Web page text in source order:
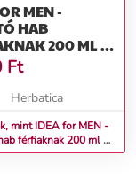
MEN -
HAB
200 ML -
Ft
Herbatica
mint IDEA for MEN -
férfiaknak 200 ml -